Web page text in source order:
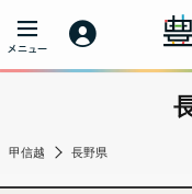
甲信越 長野県